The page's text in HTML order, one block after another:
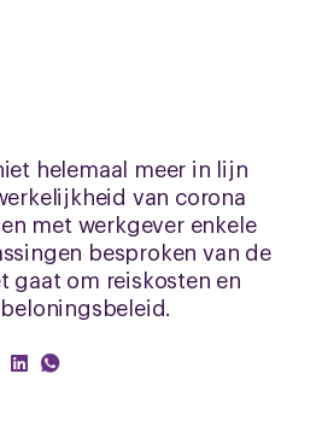
helemaal meer in lijn
van corona
met werkgever enkele
besproken van de
gaat om reiskosten en